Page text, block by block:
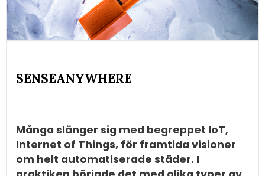
SENSEANYWHERE
Många slänger sig med begreppet IoT,
Internet of Things, för framtida visioner
om helt automatiserade städer. I